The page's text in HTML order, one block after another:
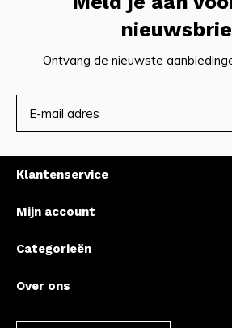
Ontvang de nieuwste
Klantenservice
Mijn account
Categorieën
Over ons